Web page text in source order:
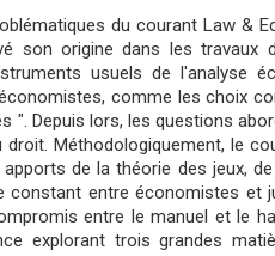
du courant Law &
son origine dans les travaux
usuels de l'analyse
comme les choix
". Depuis lors, les questions
Méthodologiquement, le
de la théorie des jeux,
constant entre économistes et
entre le manuel et le
explorant trois grandes